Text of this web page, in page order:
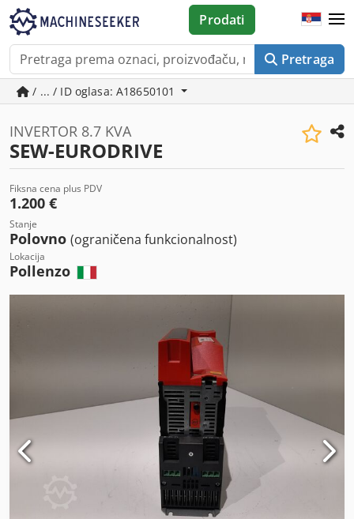
Pretraga
Prodati
/ ... / ID oglasa: A18650101
INVERTOR 8.7 KVA
SEW-EURODRIVE
Fiksna cena plus PDV
1.200 €
Stanje
Polovno (ograničena funkcionalnost)
Lokacija
Pollenzo